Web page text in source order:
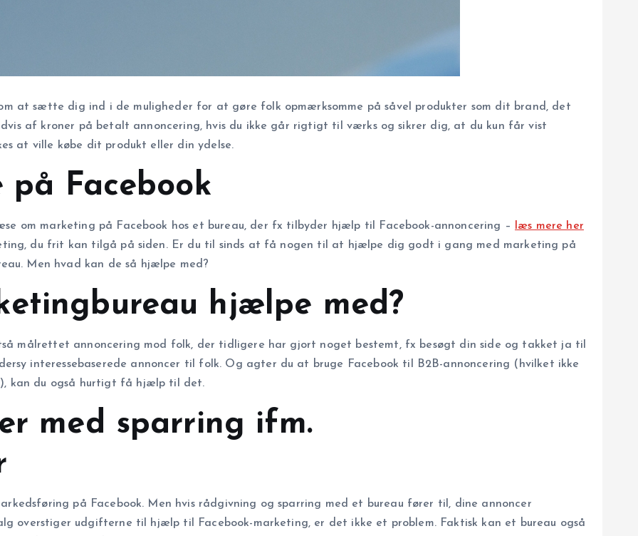
at sætte dig ind i de muligheder for at gøre folk opmærksomme på såvel produkter som dit brand, det
af kroner på betalt annoncering, hvis du ikke går rigtigt til værks og sikrer dig, at du kun får vist
at ville købe dit produkt eller din ydelse.
Facebook
om marketing på Facebook hos et bureau, der fx tilbyder hjælp til Facebook-annoncering –
læs mere her
du frit kan tilgå på siden. Er du til sinds at få nogen til at hjælpe dig godt i gang med marketing på
Men hvad kan de så hjælpe med?
hjælpe med?
målrettet annoncering mod folk, der tidligere har gjort noget bestemt, fx besøgt din side og takket ja til
interessebaserede annoncer til folk. Og agter du at bruge Facebook til B2B-annoncering (hvilket ikke
kan du også hurtigt få hjælp til det.
med sparring ifm.
på Facebook. Men hvis rådgivning og sparring med et bureau fører til, dine annoncer
overstiger udgifterne til hjælp til Facebook-marketing, er det ikke et problem. Faktisk kan et bureau også